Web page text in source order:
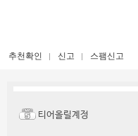
추천확인 신고 스팸신고
티어올릴계정